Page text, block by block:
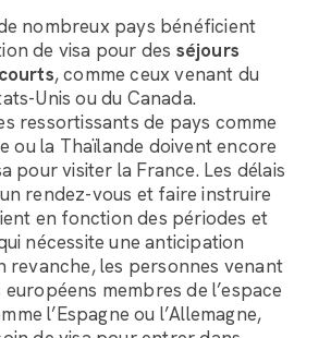
nombreux pays bénéficient
de visa pour des séjours
, comme ceux venant du
Unis ou du Canada.
ressortissants de pays comme
ou la Thaïlande doivent encore
pour visiter la France. Les délais
rendez-vous et faire instruire
en fonction des périodes et
nécessite une anticipation
revanche, les personnes venant
européens membres de l’espace
l’Espagne ou l’Allemagne,